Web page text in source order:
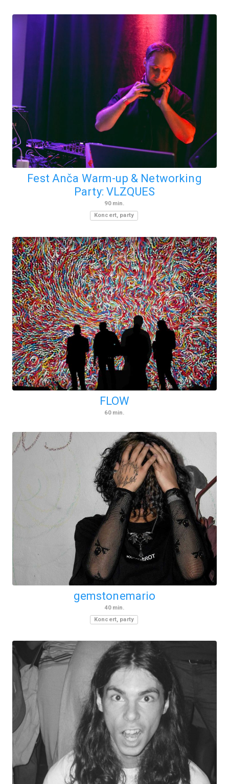
Fest Anča Warm-up & Networking
Party: VLZQUES
90 min.
Koncert, party
FLOW
60 min.
gemstonemario
40 min.
Koncert, party